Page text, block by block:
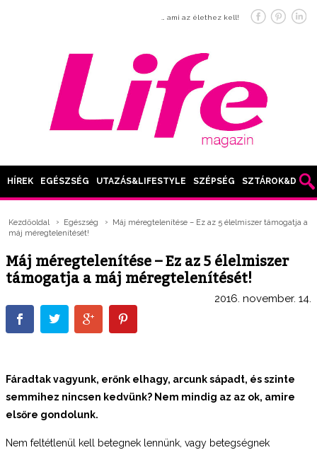
… ami az élethez kell!
HÍREK EGÉSZSÉG UTAZÁS&LIFESTYLE SZÉPSÉG SZTÁROK&DIVAT
Kezdőoldal Egészség
Máj méregtelenítése – Ez az 5 élelmiszer támogatja a
máj méregtelenítését!
Máj méregtelenítése – Ez az 5 élelmiszer
támogatja a máj méregtelenítését!
2016. november. 14.
Fáradtak vagyunk, erőnk elhagy, arcunk sápadt, és szinte
semmihez nincsen kedvünk? Nem mindig az az ok, amire
elsőre gondolunk.
Nem feltétlenül kell betegnek lennünk, vagy betegségnek